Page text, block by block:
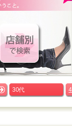
30代